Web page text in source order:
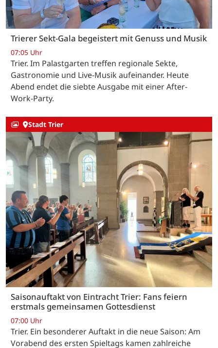
Trierer Sekt-Gala begeistert mit Genuss und Musik
07:05 Uhr
Trier. Im Palastgarten treffen regionale Sekte,
Gastronomie und Live-Musik aufeinander. Heute
Abend endet die siebte Ausgabe mit einer After-
Work-Party.
Stadt Trier
Saisonauftakt von Eintracht Trier: Fans feiern
erstmals gemeinsamen Gottesdienst
07:00 Uhr
Trier. Ein besonderer Auftakt in die neue Saison: Am
Vorabend des ersten Spieltags kamen zahlreiche